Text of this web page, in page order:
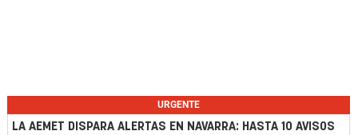
URGENTE
LA AEMET DISPARA ALERTAS EN NAVARRA: HASTA 10 AVISOS